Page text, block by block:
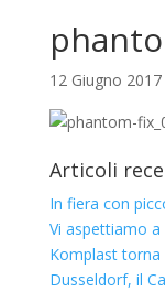
12 Giugno 2017
Articoli
In fiera con
Vi aspettiamo
Komplast
Dusseldorf, il